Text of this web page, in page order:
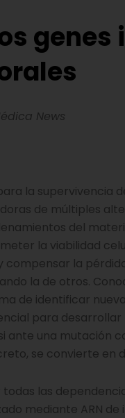
News
la supervivencia
de múltiples
del
la viabilidad
la
la de otros.
de identificar
para
ante una mutación
se convierte en
las
mediante ARN